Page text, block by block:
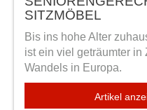
SITZMÖBEL
Bis ins hohe Alter
ist ein viel geträumter in
Wandels in Europa.
Artikel